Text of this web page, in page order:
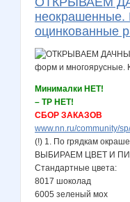
неокрашенные.
оцинкованные
Минималки НЕТ!
– ТР НЕТ!
СБОР ЗАКАЗОВ
www.nn.ru/community/
(!) 1. По грядкам
ВЫБИРАЕМ ЦВЕТ И
Стандартные цвета:
8017 шоколад
6005 зеленый мох